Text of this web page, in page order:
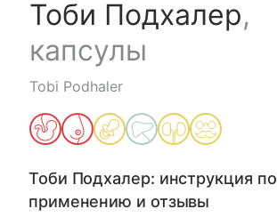
Тоби Подхалер,
капсулы
Tobi Podhaler
Тоби Подхалер: инструкция по
применению и отзывы